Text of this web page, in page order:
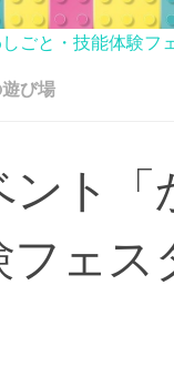
ごと・技能体験フ
び場
ト「
フェス